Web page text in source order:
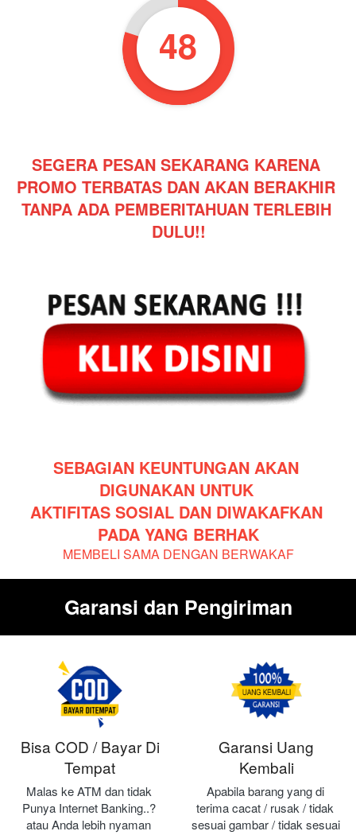
47
SEGERA PESAN SEKARANG KARENA
PROMO TERBATAS DAN AKAN BERAKHIR
TANPA ADA PEMBERITAHUAN TERLEBIH
DULU!!
SEBAGIAN KEUNTUNGAN AKAN
DIGUNAKAN UNTUK
AKTIFITAS SOSIAL DAN DIWAKAFKAN
PADA YANG BERHAK
MEMBELI SAMA DENGAN BERWAKAF
Garansi dan Pengiriman
Bisa COD / Bayar Di
Tempat
Malas ke ATM dan tidak
Punya Internet Banking..?
atau Anda lebih nyaman
Garansi Uang
Kembali
Apabila barang yang di
terima cacat / rusak / tidak
sesuai gambar / tidak sesuai